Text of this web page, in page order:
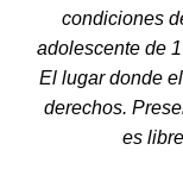
condiciones
adolescente de
El lugar donde
derechos.
es